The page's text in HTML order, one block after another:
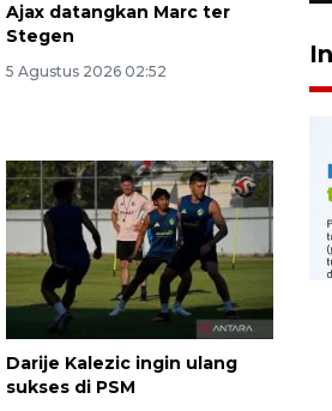
Ajax datangkan Marc ter
Stegen
5 Agustus 2026 02:52
Darije Kalezic ingin ulang
sukses di PSM